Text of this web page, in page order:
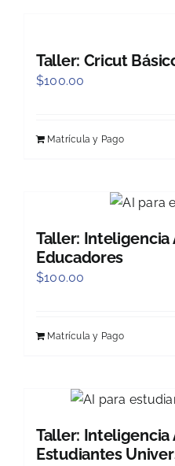
Taller: Cricut
$100.00
Matrícula y Pago
Taller: Inteligencia
Educadores
$100.00
Matrícula y Pago
Taller: Inteligencia
Estudiantes